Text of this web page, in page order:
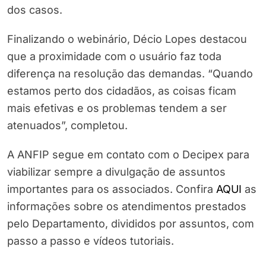
dos casos.
Finalizando o webinário, Décio Lopes destacou
que a proximidade com o usuário faz toda
diferença na resolução das demandas. “Quando
estamos perto dos cidadãos, as coisas ficam
mais efetivas e os problemas tendem a ser
atenuados”, completou.
A ANFIP segue em contato com o Decipex para
viabilizar sempre a divulgação de assuntos
importantes para os associados. Confira AQUI as
informações sobre os atendimentos prestados
pelo Departamento, divididos por assuntos, com
passo a passo e vídeos tutoriais.